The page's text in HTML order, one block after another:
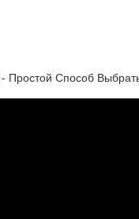
Способ Выбрать